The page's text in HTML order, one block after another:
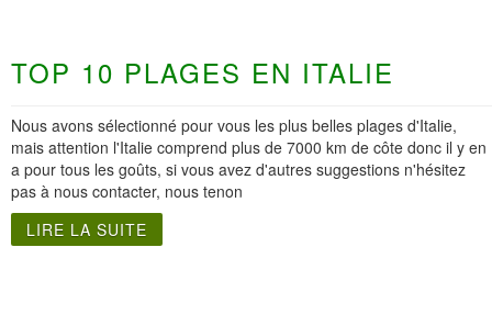
TOP 10 PLAGES EN ITALIE
Nous avons sélectionné pour vous les plus belles plages d'Italie,
mais attention l'Italie comprend plus de 7000 km de côte donc il y en
a pour tous les goûts, si vous avez d'autres suggestions n'hésitez
pas à nous contacter, nous tenon
LIRE LA SUITE